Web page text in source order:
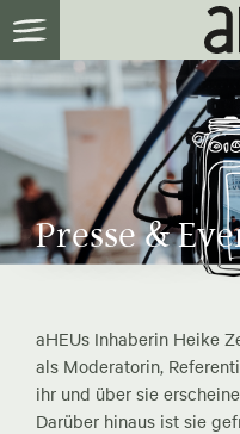
Presse &
aHEUs Inhaberin Heike
als Moderatorin,
ihr und über sie
Darüber hinaus ist sie